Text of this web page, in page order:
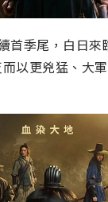
季尾，白日來
以更兇猛、大